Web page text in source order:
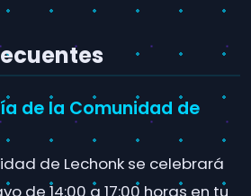
de la Comunidad de
de Lechonk se celebrará
de 14:00 a 17:00 horas en tu